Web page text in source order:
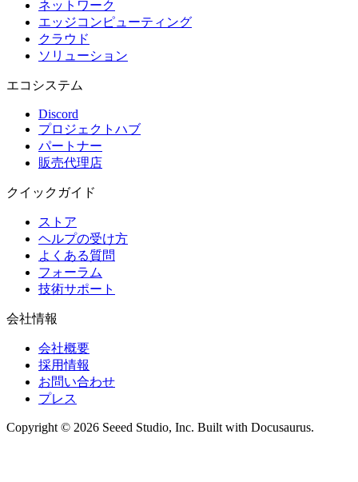
ネットワーク
エッジコンピューティング
クラウド
ソリューション
エコシステム
Discord
プロジェクトハブ
パートナー
販売代理店
クイックガイド
ストア
ヘルプの受け方
よくある質問
フォーラム
技術サポート
会社情報
会社概要
採用情報
お問い合わせ
プレス
Copyright © 2026 Seeed Studio, Inc. Built with Docusaurus.